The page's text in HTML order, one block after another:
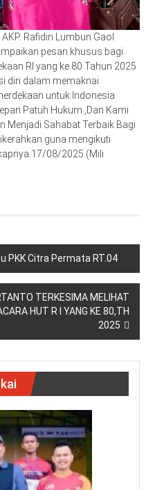
Rafidin Lumbun Gaol
pesan khusus bagi
RI yang ke 80 Tahun 2025
diri dalam memaknai
untuk Indonesia
Patuh Hukum ,Dan Kami
Menjadi Sahabat Terbaik Bagi
guna mengikuti
08/2025.(Mili
PKK Citra Permata RT.04
TERKESIMA MELIHAT
HUT R I YANG KE 80,TH
2025